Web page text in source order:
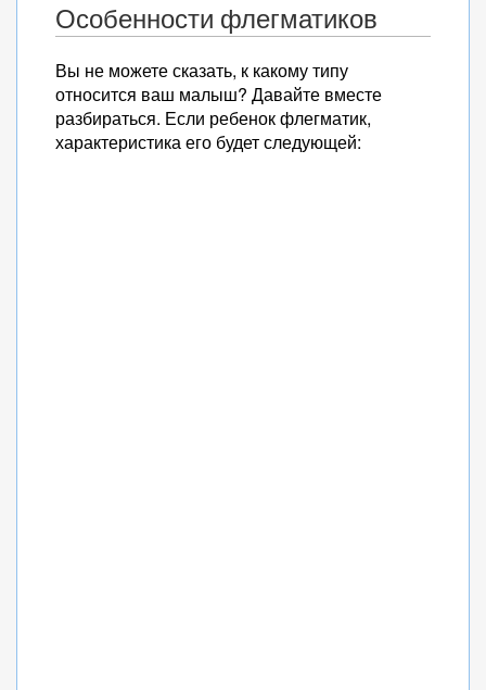
Особенности флегматиков
Вы не можете сказать, к какому типу
относится ваш малыш? Давайте вместе
разбираться. Если ребенок флегматик,
характеристика его будет следующей: